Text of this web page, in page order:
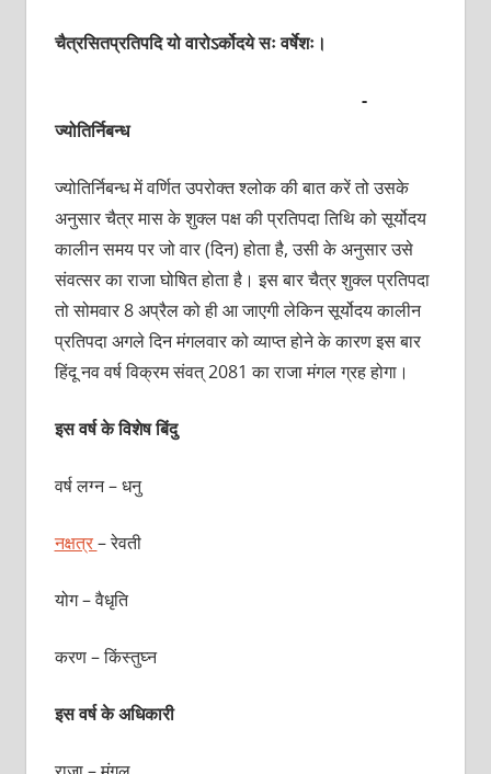
चैत्रसितप्रतिपदि यो वारोऽर्कोदये सः वर्षेशः।
-
ज्योतिर्निबन्ध
ज्योतिर्निबन्ध में वर्णित उपरोक्त श्लोक की बात करें तो उसके
अनुसार चैत्र मास के शुक्ल पक्ष की प्रतिपदा तिथि को सूर्योदय
कालीन समय पर जो वार (दिन) होता है, उसी के अनुसार उसे
संवत्सर का राजा घोषित होता है। इस बार चैत्र शुक्ल प्रतिपदा
तो सोमवार 8 अप्रैल को ही आ जाएगी लेकिन सूर्योदय कालीन
प्रतिपदा अगले दिन मंगलवार को व्याप्त होने के कारण इस बार
हिंदू नव वर्ष विक्रम संवत् 2081 का राजा मंगल ग्रह होगा।
इस वर्ष के विशेष बिंदु
वर्ष लग्न – धनु
नक्षत्र– रेवती
योग – वैधृति
करण – किंस्तुघ्न
इस वर्ष के अधिकारी